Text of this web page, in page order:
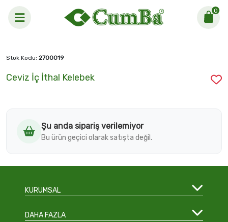
0
Ceviz İç İthal Kelebek
Stok Kodu: 2700019
Ceviz İç İthal Kelebek
Şu anda sipariş verilemiyor
Bu ürün geçici olarak satışta değil.
KURUMSAL
DAHA FAZLA